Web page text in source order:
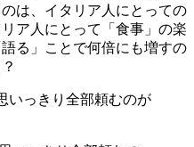
は、イタリア人にとっての
ア人にとって「食事」の楽
る」ことで何倍にも増すの